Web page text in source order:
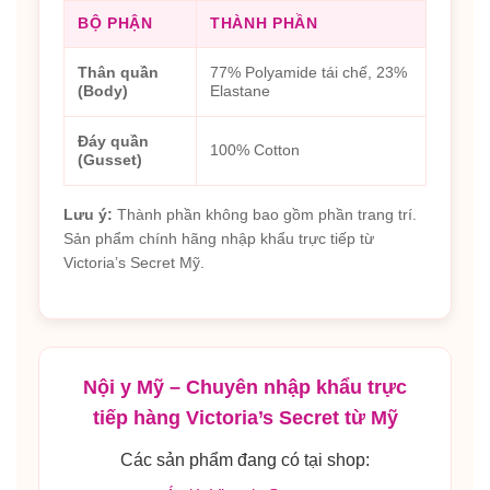
BỘ PHẬN THÀNH PHẦN
Thân quần
(Body)
77% Polyamide tái chế, 23%
Elastane
Đáy quần
(Gusset)
100% Cotton
Lưu ý: Thành phần không bao gồm phần trang trí.
Sản phẩm chính hãng nhập khẩu trực tiếp từ
Victoria’s Secret Mỹ.
Nội y Mỹ – Chuyên nhập khẩu trực
tiếp hàng Victoria’s Secret từ Mỹ
Các sản phẩm đang có tại shop: